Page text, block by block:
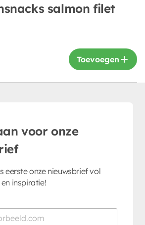
salmon filet
Toevoegen
voor onze
eerste onze nieuwsbrief vol
inspiratie!